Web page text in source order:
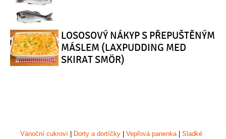
LOSOSOVÝ NÁKYP S PŘEPUŠTĚNÝM
MÁSLEM (LAXPUDDING MED
SKIRAT SMÖR)
Vánoční cukroví | Dorty a dortíčky | Vepřová panenka | Sladké